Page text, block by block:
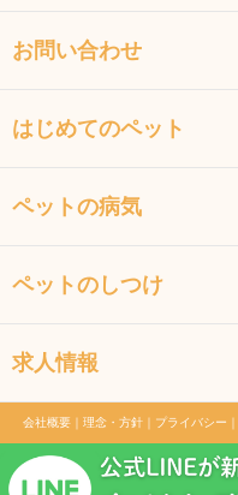
お問い合わせ
はじめてのペット
ペットの病気
ペットのしつけ
求人情報
会社概要 ｜ 理念・方針 ｜ プライバシー ｜